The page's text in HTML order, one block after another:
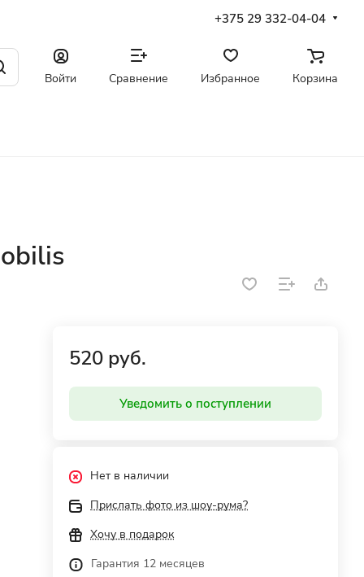
+375 29 332-04-04
Войти Сравнение Избранное Корзина
520 руб.
Уведомить о поступлении
Нет в наличии
Прислать фото из шоу-рума?
Хочу в подарок
Гарантия 12 месяцев